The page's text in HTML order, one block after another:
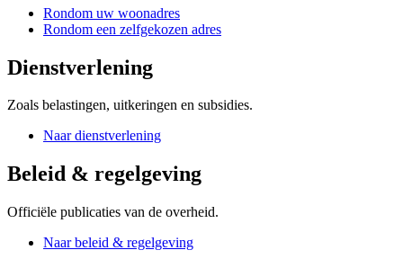
Rondom uw woonadres
Rondom een zelfgekozen adres
Dienstverlening
Zoals belastingen, uitkeringen en subsidies.
Naar dienstverlening
Beleid & regelgeving
Officiële publicaties van de overheid.
Naar beleid & regelgeving